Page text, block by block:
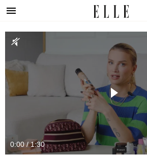
0:00 / 1:30